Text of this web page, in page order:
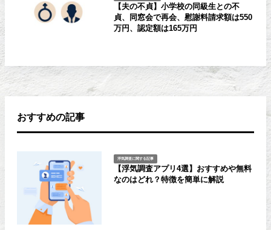
【夫の不貞】小学校の同級生との不
貞、同窓会で再会、慰謝料請求額は550
万円、認定額は165万円
おすすめの記事
浮気調査に関する記事
【浮気調査アプリ4選】おすすめや無料
なのはどれ？特徴を簡単に解説